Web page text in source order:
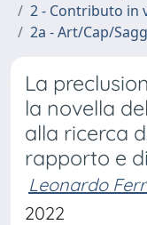
2 - Contributo in
2a - Art/Cap/
La
la novella
alla ricerca
rapporto e
Leonardo
2022